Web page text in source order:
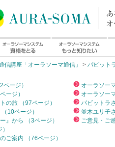
信講座「オーラソーマ通信」 > パビット
ージ）
ージ）
の旅 （97ページ）
10ページ）
』から （3ページ）
ご案内 （76ページ）
オーラソー
オーラソー
パビットラ
並木ユリ子
ご意見・ご